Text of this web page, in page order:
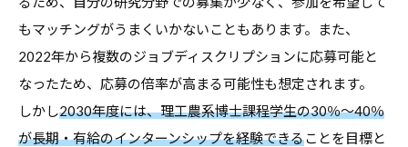
もマッチングがうまくいかないこともあります。また、
2022年から複数のジョブディスクリプションに応募可能と
なったため、応募の倍率が高まる可能性も想定されます。
しかし2030年度には、理工農系博士課程学生の30％～40％
が長期・有給のインターンシップを経験できることを目標と